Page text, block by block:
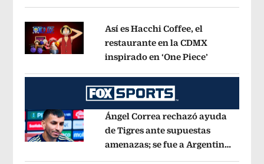
Opens in new window
Así es Hacchi Coffee, el
restaurante en la CDMX
inspirado en ‘One Piece’
Opens in new window
Ángel Correa rechazó ayuda
de Tigres ante supuestas
amenazas; se fue a Argentina